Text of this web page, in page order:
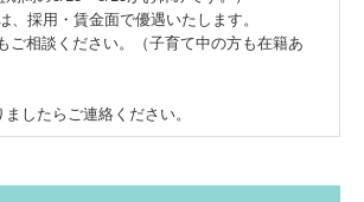
、採用・賃金面で優遇いたします。
ご相談ください。（子育て中の方も在籍あ
したらご連絡ください。